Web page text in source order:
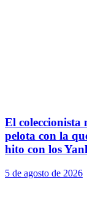
El coleccionista
pelota con la
hito con los
5 de agosto de 2026